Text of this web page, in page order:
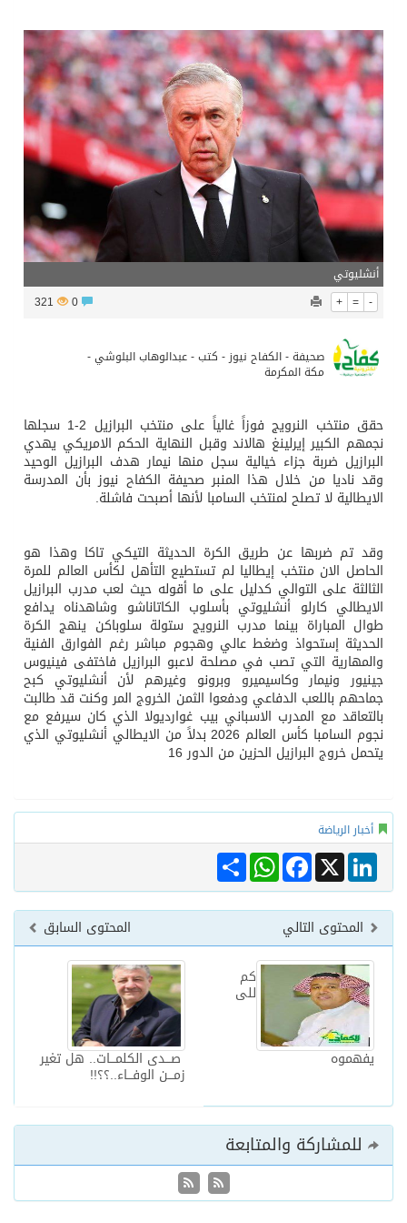
تشغيل قطاري 809 / 810 علي خط( شربين / قلين ) بكامل بجمهورية مصر العربيةجداولها خلال يومي 6 – 7 أغسطس الجاري
مركز الملك سلمان للإغاثة يضع حجر الأساس لمشروع بناء وإعادة تأهيل 13 مدرسة في محافظتي لحج والضالع
نادي سباقات الخيل يوقّع اتفاقية رعاية مع تطبيق ميدان
الهولندي مارينو بوستش يخلف يايسله في تدريب الاهلي
أنشليوتي
+ = -
321
صحيفة - الكفاح نيوز - كتب - عبدالوهاب البلوشي -
مكة المكرمة
حقق منتخب النرويج فوزاً غالياً على منتخب البرازيل 2-1 سجلها
نجمهم الكبير إيرلينغ هالاند وقبل النهاية الحكم الامريكي يهدي
البرازيل ضربة جزاء خيالية سجل منها نيمار هدف البرازيل الوحيد
وقد ناديا من خلال هذا المنبر صحيفة الكفاح نيوز بأن المدرسة
الايطالية لا تصلح لمنتخب السامبا لأنها أصبحت فاشلة.
وقد تم ضربها عن طريق الكرة الحديثة التيكي تاكا وهذا هو
الحاصل الان منتخب إيطاليا لم تستطيع التأهل لكأس العالم للمرة
الثالثة على التوالي كدليل على ما أقوله حيث لعب مدرب البرازيل
الايطالي كارلو أنشليوتي بأسلوب الكاتاناشو وشاهدناه يدافع
طوال المباراة بينما مدرب النرويج ستولة سلوباكن ينهج الكرة
الحديثة إستحواذ وضغط عالي وهجوم مباشر رغم الفوارق الفنية
والمهارية التي تصب في مصلحة لاعبو البرازيل فاختفى فينيوس
جينيور ونيمار وكاسيميرو وبرونو وغيرهم لأن أنشليوتي كبح
جماحهم باللعب الدفاعي ودفعوا الثمن الخروج المر وكنت قد طالبت
بالتعاقد مع المدرب الاسباني بيب غوارديولا الذي كان سيرفع مع
نجوم السامبا كأس العالم 2026 بدلاً من الايطالي أنشليوتي الذي
يتحمل خروج البرازيل الحزين من الدور 16
أخبار الرياضة
Share
WhatsAppFacebook X
LinkedIn
المحتوى السابق المحتوى التالي
صـــدى الكلمـــات.. هل تغير
زمـــن الوفـــاء..؟؟!!
كم
للى
يفهموه
للمشاركة والمتابعة